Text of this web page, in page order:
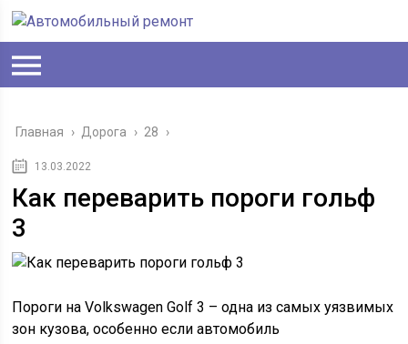
Главная › Дорога › 28 ›
13.03.2022
Как переварить пороги гольф
3
Пороги на Volkswagen Golf 3 – одна из самых уязвимых
зон кузова, особенно если автомобиль